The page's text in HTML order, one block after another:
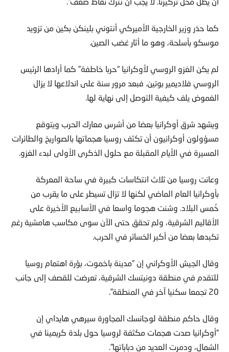
كما حذر وزير الخارجية الأميركي أنتوني بلينكن بكين من تزويد
موسكو بأسلحة، وهو ما أثار غضب الصين.
لم يكن الغزو الروسي لأوكرانيا “حربا خاطفة” كما أرادها الرئيس
الروسي فلاديمير بوتين. فبعد مرور سنة على اندلاعها لا يزال
الغموض يلف كيفية التوصل إلى نهاية لها.
ويشهد شرق أوكرانيا بعضا من أشرس معارك الحرب ويتوقع
مسؤولون أوكرانيون أن تكثف روسيا هجماتها بالصواريخ والطائرات
المسيرة في الأيام المقبلة مع حلول الذكرى الأولى لبدء الغزو.
وعانت روسيا من ثلاث انتكاسات كبيرة في ساحة المعركة
بأوكرانيا العام الماضي لكنها لا تزال تسيطر على ما يقرب من
خُمس البلاد. وشنت هجوما واسعا في الأسابيع الأخيرة على
الأقاليم الشرقية، ولم تحقق حتى الآن سوى مكاسب هامشية رغم
تكبدها بعضا من أكبر الخسائر في الحرب.
وقال الجيش الأوكراني إن “مدينة باخموت، بؤرة اهتمام روسيا
للتقدم في منطقة دونيتسك الشرقية، تعرضت للقصف إلى جانب
20 تجمعا سكنيا آخر في المنطقة”.
وقال حاكم منطقة لوجانسك المجاورة سيرهي هايداي إن
“أوكرانيا صدت هجمات مكثفة لروسيا حول بلدة كريمينا في
الشمال، ودمرت العديد من دباباتها”.